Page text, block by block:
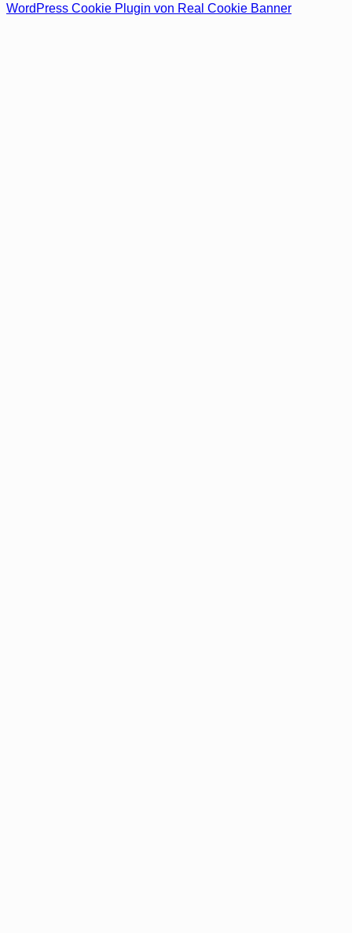
WordPress Cookie Plugin von Real Cookie Banner